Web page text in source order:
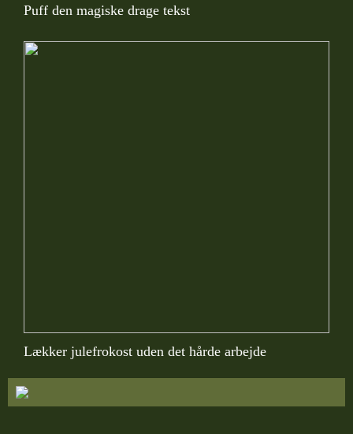
Puff den magiske drage tekst
Lækker julefrokost uden det hårde arbejde